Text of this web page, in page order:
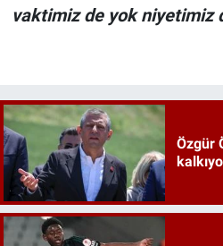
vaktimiz de yok niyetimiz
Özgür